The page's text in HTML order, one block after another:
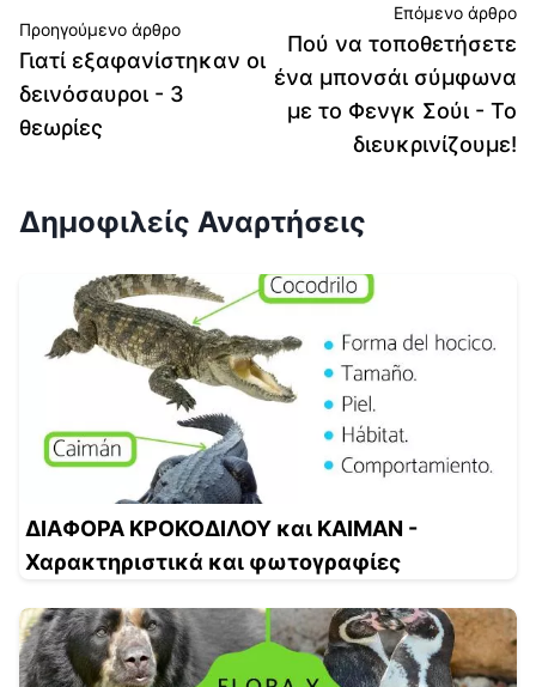
Προηγούμενο άρθρο
Γιατί εξαφανίστηκαν οι
δεινόσαυροι - 3
θεωρίες
Επόμενο άρθρο
Πού να τοποθετήσετε
ένα μπονσάι σύμφωνα
με το Φενγκ Σούι - Το
διευκρινίζουμε!
Δημοφιλείς Αναρτήσεις
ΔΙΑΦΟΡΑ ΚΡΟΚΟΔΙΛΟΥ και ΚΑΙΜΑΝ -
Χαρακτηριστικά και φωτογραφίες